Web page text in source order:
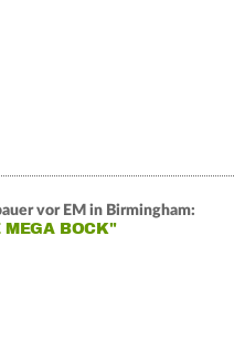
vor EM in Birmingham:
MEGA BOCK"